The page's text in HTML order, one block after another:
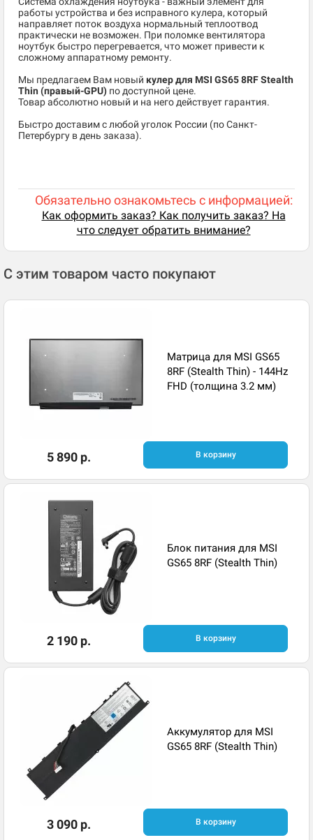
работы устройства и без исправного кулера, который
направляет поток воздуха нормальный теплоотвод
практически не возможен. При поломке вентилятора
ноутбук быстро перегревается, что может привести к
сложному аппаратному ремонту.
Мы предлагаем Вам новый кулер для MSI GS65 8RF Stealth
Thin (правый-GPU) по доступной цене.
Товар абсолютно новый и на него действует гарантия.
Быстро доставим с любой уголок России (по Санкт-
Петербургу в день заказа).
Обязательно ознакомьтесь с информацией:
Как оформить заказ? Как получить заказ? На
что следует обратить внимание?
С этим товаром часто покупают
Матрица для MSI GS65
8RF (Stealth Thin) - 144Hz
FHD (толщина 3.2 мм)
5 890 р. В корзину
Блок питания для MSI
GS65 8RF (Stealth Thin)
2 190 р. В корзину
Аккумулятор для MSI
GS65 8RF (Stealth Thin)
3 090 р. В корзину